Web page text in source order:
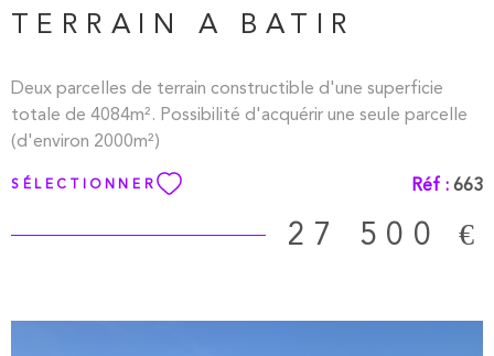
TERRAIN A BATIR
Deux parcelles de terrain constructible d'une superficie
totale de 4084m². Possibilité d'acquérir une seule parcelle
(d'environ 2000m²)
SÉLECTIONNER Réf : 663
27 500 €